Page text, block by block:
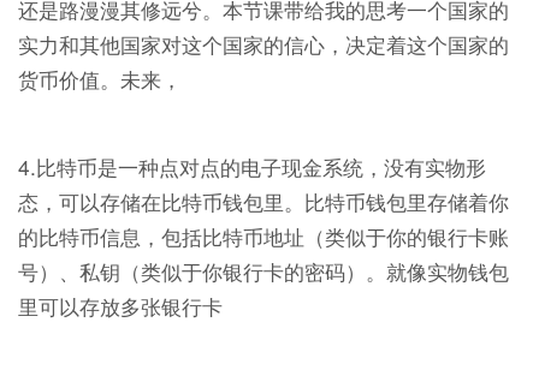
还是路漫漫其修远兮。本节课带给我的思考一个国家的
实力和其他国家对这个国家的信心，决定着这个国家的
货币价值。未来，
4.比特币是一种点对点的电子现金系统，没有实物形
态，可以存储在比特币钱包里。比特币钱包里存储着你
的比特币信息，包括比特币地址（类似于你的银行卡账
号）、私钥（类似于你银行卡的密码）。就像实物钱包
里可以存放多张银行卡